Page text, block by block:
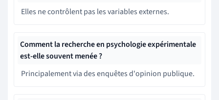
Elles ne contrôlent pas les variables externes.
Comment la recherche en psychologie expérimentale
est-elle souvent menée ?
Principalement via des enquêtes d'opinion publique.